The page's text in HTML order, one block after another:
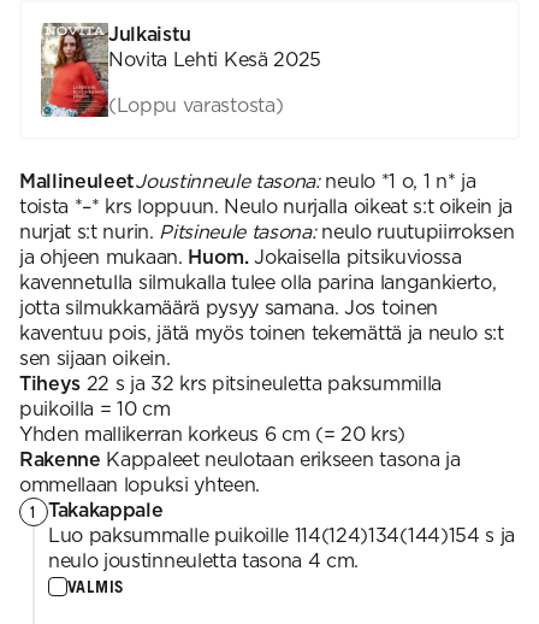
Julkaistu
Novita Lehti Kesä 2025
(Loppu varastosta)
MallineuleetJoustinneule tasona:neulo *1 o, 1 n* ja
toista *–* krs loppuun. Neulo nurjalla oikeat s:t oikein ja
nurjat s:t nurin. Pitsineule tasona:neulo ruutupiirroksen
ja ohjeen mukaan. Huom.Jokaisella pitsikuviossa
kavennetulla silmukalla tulee olla parina langankierto,
jotta silmukkamäärä pysyy samana. Jos toinen
kaventuu pois, jätä myös toinen tekemättä ja neulo s:t
sen sijaan oikein.
Tiheys 22 s ja 32 krs pitsineuletta paksummilla
puikoilla = 10 cm
Yhden mallikerran korkeus 6 cm (= 20 krs)
Rakenne Kappaleet neulotaan erikseen tasona ja
ommellaan lopuksi yhteen.
1
Takakappale
Luo paksummalle puikoille 114(124)134(144)154 s ja
neulo joustinneuletta tasona 4 cm.
VALMIS